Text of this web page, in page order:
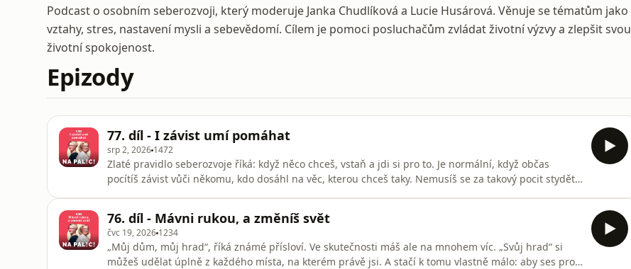
Podcast o osobním seberozvoji, který moderuje Janka Chudlíková a Lucie Husárová. Věnuje se tématům jako
vztahy, stres, nastavení mysli a sebevědomí. Cílem je pomoci posluchačům zvládat životní výzvy a zlepšit svou
životní spokojenost.
Epizody
77. díl - I závist umí pomáhat
srp 2, 2026 1472
Zlaté pravidlo seberozvoje říká: když něco chceš, vstaň a jdi si pro to. Je normální, když občas
pocítíš závist vůči někomu, kdo dosáhl na věc, kterou chceš taky. Nemusíš se za takový pocit stydět,
staly o
76. díl - Mávni rukou, a změníš svět
čvc 19, 2026 1234
„Můj dům, můj hrad“, říká známé přísloví. Ve skutečnosti máš ale na mnohem víc. „Svůj hrad“ si
můžeš udělat úplně z každého místa, na kterém právě jsi. A stačí k tomu vlastně málo: aby ses pro